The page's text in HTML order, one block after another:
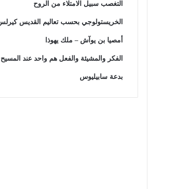
التغصب سبيل الامتلاء من الروح
الخريستولوجي بحسب تعاليم القديس
أمصيا بن يوآش – ملك يهوذا
الفكر والمشيئة والفعل هم واحد عند المسيح
بدعة سابيليوس